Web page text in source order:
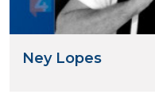
Ney Lopes